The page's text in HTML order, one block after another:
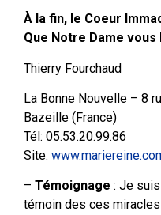
À la fin, le Coeur
Que Notre Dame vous
Thierry Fourchaud
La Bonne Nouvelle – 8
Bazeille (France)
Tél: 05.53.20.99.86
Site:
– Témoignage : Je
témoin des ces